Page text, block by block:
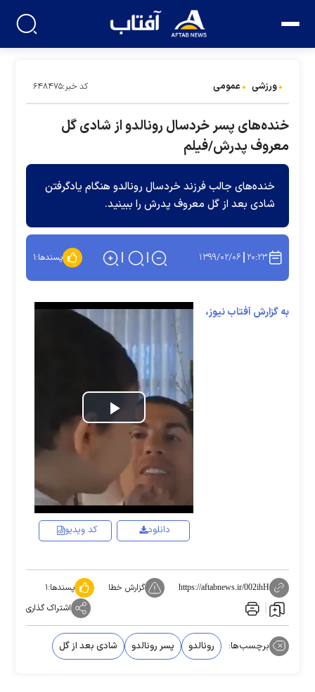
ورزشی عمومی کد خبر:۶۴۸۴۷۵
خنده‌های پسر خردسال رونالدو از شادی گل
معروف پدرش/فیلم
خنده‌های جالب فرزند خردسال رونالدو هنگام یادگرفتن
شادی بعد از گل معروف پدرش را ببینید.
۲۰:۲۳ ۱۳۹۹/۰۲/۰۶ پسندها:۱
به گزارش آفتاب نیوز،
Play
Video
کد ویدیو دانلود
https://aftabnews.ir/002ihH گزارش خطا پسندها:۱
اشتراک گذاری
برچسب‌ها: رونالدو پسر رونالدو شادی بعد از گل